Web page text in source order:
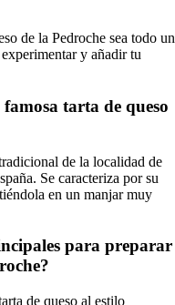
de la Pedroche sea todo un
y añadir tu
tarta de queso
de la localidad de
Se caracteriza por su
en un manjar muy
para preparar
de queso al estilo